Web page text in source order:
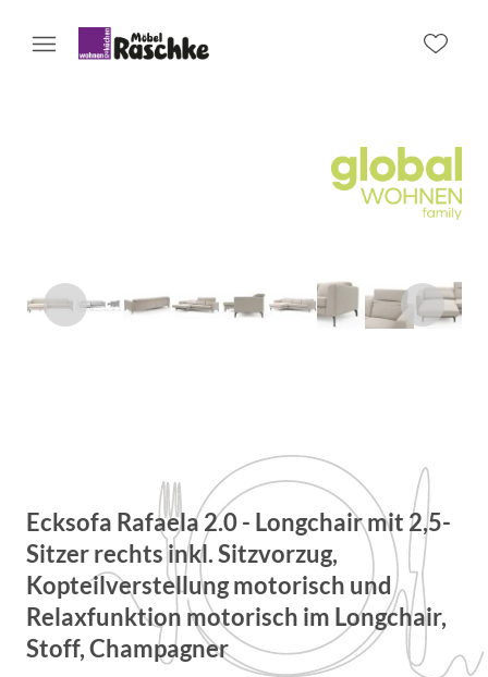
Ecksofa Rafaela 2.0 - Longchair mit 2,5-
Sitzer rechts inkl. Sitzvorzug,
Kopteilverstellung motorisch und
Relaxfunktion motorisch im Longchair,
Stoff, Champagner